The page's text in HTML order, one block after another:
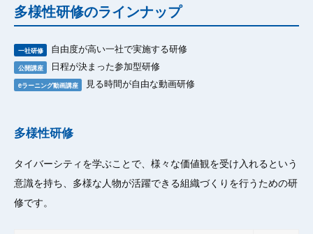
多様性研修のラインナップ
一社研修 自由度が高い一社で実施する研修
公開講座 日程が決まった参加型研修
eラーニング動画講座 見る時間が自由な動画研修
多様性研修
タイバーシティを学ぶことで、様々な価値観を受け入れるという
意識を持ち、多様な人物が活躍できる組織づくりを行うための研
修です。